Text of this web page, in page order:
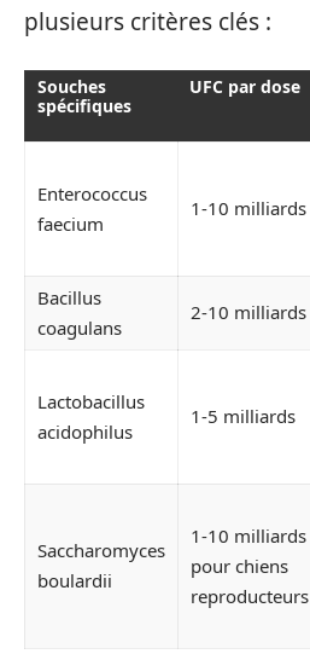
plusieurs critères clés :
Souches
spécifiques
UFC par dose
Enterococcus
faecium
1-10 milliards
Bacillus
coagulans
2-10 milliards
Lactobacillus
acidophilus
1-5 milliards
Saccharomyces
boulardii
1-10 milliards
pour chiens
reproducteurs